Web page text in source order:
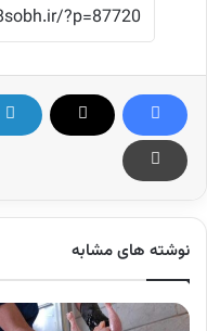
نوشته های مشابه